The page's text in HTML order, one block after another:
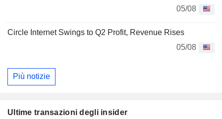
05/08
Circle Internet Swings to Q2 Profit, Revenue Rises
05/08
Più notizie
Ultime transazioni degli insider